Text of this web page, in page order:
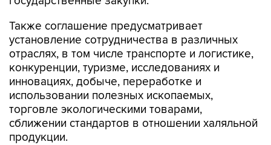
Также соглашение предусматривает
установление сотрудничества в различных
отраслях, в том числе транспорте и логистике,
конкуренции, туризме, исследованиях и
инновациях, добыче, переработке и
использовании полезных ископаемых,
торговле экологическими товарами,
сближении стандартов в отношении халяльной
продукции.